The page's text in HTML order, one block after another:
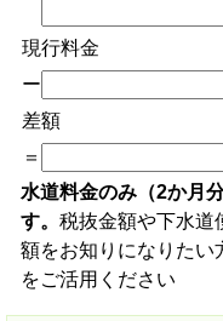
現行料金
ー
差額
＝
水道料金のみ（2か月
す。 税抜金額や下水道
額をお知りになりたい
をご活用ください